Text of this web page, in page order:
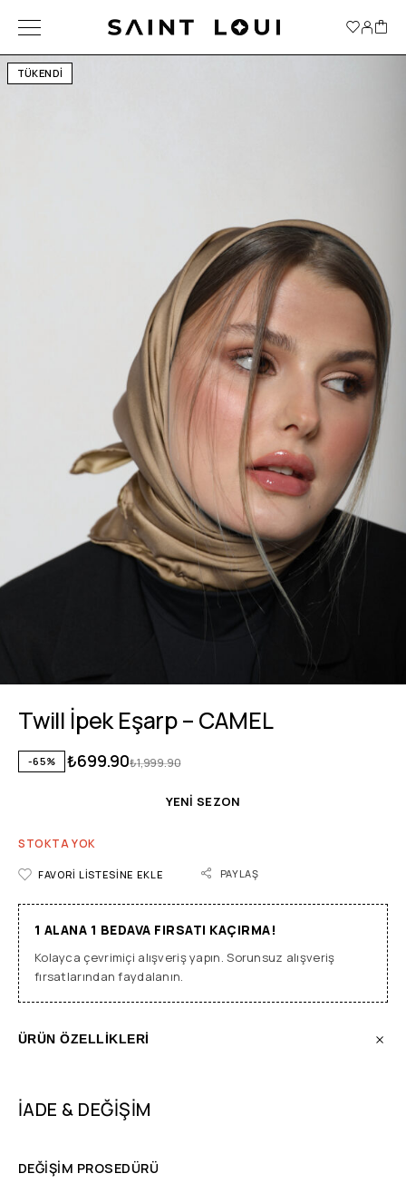
TÜKENDİ
Twill İpek Eşarp – CAMEL
-65% ₺1,999.90
₺699.90
YENİ SEZON
STOKTA YOK
FAVORI LISTESINE EKLE PAYLAŞ
1 ALANA 1 BEDAVA FIRSATI KAÇIRMA!
Kolayca çevrimiçi alışveriş yapın. Sorunsuz alışveriş
fırsatlarından faydalanın.
ÜRÜN ÖZELLİKLERİ
İADE & DEĞİŞİM
DEĞİŞİM PROSEDÜRÜ